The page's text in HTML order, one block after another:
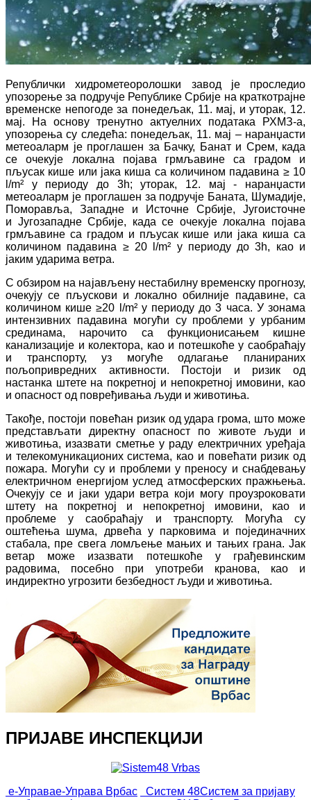
Републички хидрометеоролошки завод је проследио
упозорењеза подручје Републике Србије на краткотрајне
временске непогоде за понедељак, 11. мај, и уторак, 12.
мај.
На основу тренутно актуелних података РХМЗ-а,
упозорења су следећа: понедељак, 11. мај – наранџасти
метеоаларм је проглашен за Бачку, Банат и Срем, када
се очекује локална појава грмљавине са градом и
пљусак кише или јака киша са количином падавина ≥ 10
l/m² у периоду до 3h;уторак, 12. мај -
наранџасти
метеоаларм је проглашен за подручје Баната, Шумадије,
Поморавља, Западне и Источне Србије, Југоисточне
и Југозападне Србије, када се очекује локална појава
грмљавине са градом и пљусак кише или јака киша са
количином падавина ≥ 20 l/m² у периоду до 3h, као и
јаким ударима ветра.
С обзиром на најављену нестабилну временску прогнозу,
очекују се пљускови и локално обилније падавине, са
количином кише ≥20 l/m² у периоду до 3 часа. У зонама
интензивних падавина могући су проблеми у урбаним
срединама, нарочито са функционисањем кишне
канализације и колектора, као и потешкоће у саобраћају
и транспорту, уз могуће одлагање планираних
пољопривредних активности. Постоји и ризик од
настанка штете на покретној и непокретној имовини, као
и опасност од повређивања људи и животиња.
Такође, постоји повећан ризик од удара грома, што може
представљати директну опасност по животе људи и
животиња, изазвати сметње у раду електричних уређаја
и телекомуникационих система, као и повећати ризик од
пожара. Могући су и проблеми у преносу и снабдевању
електричном енергијом услед атмосферских пражњења.
Очекују се и јаки удари ветра који могу проузроковати
штету на покретној и непокретној имовини, као и
проблеме у саобраћају и транспорту. Могућа су
оштећења шума, дрвећа у парковима и појединачних
стабала, пре свега ломљење мањих и тањих грана. Јак
ветар може изазвати потешкоће у грађевинским
радовима, посебно при употреби кранова, као и
индиректно угрозити безбедност људи и животиња.
ПРИЈАВЕ ИНСПЕКЦИЈИ
е-Управае-Управа Врбас Систем 48Систем за пријаву